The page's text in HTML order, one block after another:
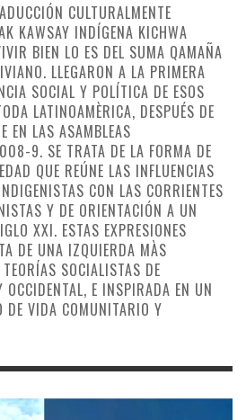
CULTURALMENTE
KAWSAY INDÍGENA KICHWA
BIEN LO ES DEL SUMA QAMAÑA
LLEGARON A LA PRIMERA
SOCIAL Y POLÍTICA DE ESOS
LATINOAMÈRICA, DESPUÉS DE
EN LAS ASAMBLEAS
9. SE TRATA DE LA FORMA DE
QUE REÚNE LAS INFLUENCIAS
CON LAS CORRIENTES
Y DE ORIENTACIÓN A UN
XXI. ESTAS EXPRESIONES
DE UNA IZQUIERDA MÀS
SOCIALISTAS DE
OCCIDENTAL, E INSPIRADA EN UN
DE VIDA COMUNITARIO Y